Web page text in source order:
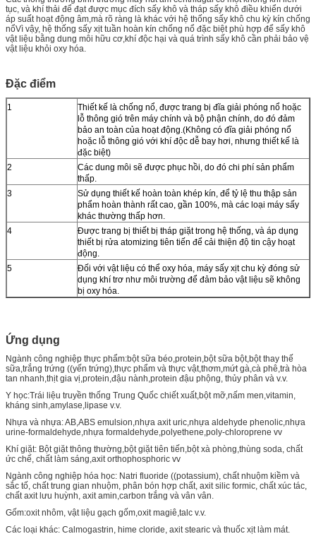
tục, và khí thải để đạt được mục đích sấy khô và tháp sấy khô điều khiển dưới
áp suất hoạt động âm,mà rõ ràng là khác với hệ thống sấy khô chu kỳ kín chống
nổVì vậy, hệ thống sấy xịt tuần hoàn kín chống nổ đặc biệt phù hợp để sấy khô
vật liệu bằng dung môi hữu cơ,khí độc hại và quá trình sấy khô cần phải bảo vệ
vật liệu khỏi oxy hóa.
Đặc điểm
1
Thiết kế là chống nổ, được trang bị đĩa giải phóng nổ hoặc
lỗ thông gió trên máy chính và bộ phận chính, do đó đảm
bảo an toàn của hoạt động.(Không có đĩa giải phóng nổ
hoặc lỗ thông gió với khí độc dễ bay hơi, nhưng thiết kế là
đặc biệt)
2
Các dung môi sẽ được phục hồi, do đó chi phí sản phẩm
thấp.
3
Sử dụng thiết kế hoàn toàn khép kín, để tỷ lệ thu thập sản
phẩm hoàn thành rất cao, gần 100%, mà các loại máy sấy
khác thường thấp hơn.
4
Được trang bị thiết bị tháp giặt trong hệ thống, và áp dụng
thiết bị rửa atomizing tiên tiến để cải thiện độ tin cậy hoạt
động.
5
Đối với vật liệu có thể oxy hóa, máy sấy xịt chu kỳ đóng sử
dụng khí trơ như môi trường để đảm bảo vật liệu sẽ không
bị oxy hóa.
Ứng dụng
Ngành công nghiệp thực phẩm:bột sữa béo,protein,bột sữa bột,bột thay thế
sữa,trắng trứng ((yến trứng),thực phẩm và thực vật,thơm,mứt gà,cà phê,trà hòa
tan nhanh,thịt gia vị,protein,đậu nành,protein đậu phộng, thủy phân và v.v.
Y học:Trái liệu truyền thống Trung Quốc chiết xuất,bột mỡ,nấm men,vitamin,
kháng sinh,amylase,lipase v.v.
Nhựa và nhựa: AB,ABS emulsion,nhựa axit uric,nhựa aldehyde phenolic,nhựa
urine-formaldehyde,nhựa formaldehyde,polyethene,poly-chloroprene vv
Khí giặt: Bột giặt thông thường,bột giặt tiên tiến,bột xà phòng,thùng soda, chất
ức chế, chất làm sáng,axit orthophosphoric vv
Ngành công nghiệp hóa học: Natri fluoride ((potassium), chất nhuộm kiềm và
sắc tố, chất trung gian nhuộm, phân bón hợp chất, axit silic formic, chất xúc tác,
chất axit lưu huỳnh, axit amin,carbon trắng và vân vân.
Gốm:oxit nhôm, vật liệu gạch gốm,oxit magiê,talc v.v.
Các loại khác: Calmogastrin, hime cloride, axit stearic và thuốc xịt làm mát.